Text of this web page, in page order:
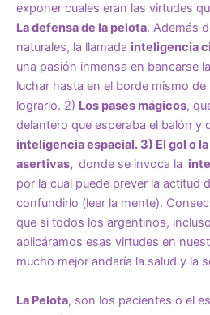
exponer cuales eran las virtudes
La defensa de la pelota. Además
naturales, la llamada inteligencia
una pasión inmensa en bancarse
luchar hasta en el borde mismo de
lograrlo. 2) Los pases mágicos,
delantero que esperaba el balón y
inteligencia espacial. 3) El gol o
asertivas, donde se invoca la
por la cual puede prever la actitud
confundirlo (leer la mente).
que si todos los argentinos,
aplicáramos esas virtudes en
mucho mejor andaría la salud y la
La Pelota, son los pacientes o el